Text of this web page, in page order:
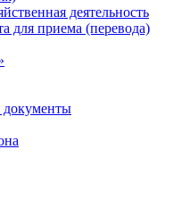
деятельность
для приема (перевода)
документы